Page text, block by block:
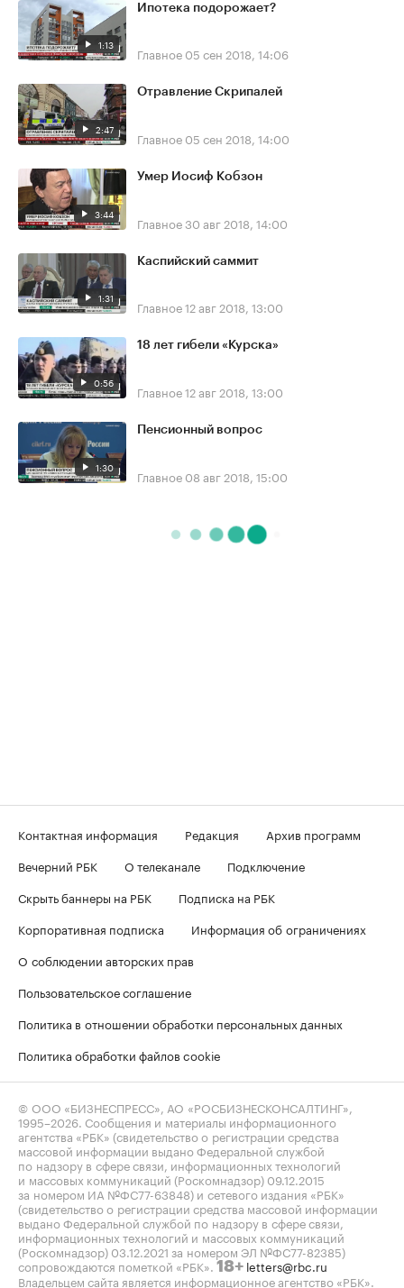
1:13
Ипотека подорожает?
Главное 05 сен 2018, 14:06
2:47
Отравление Скрипалей
Главное 05 сен 2018, 14:00
3:44
Умер Иосиф Кобзон
Главное30 авг 2018, 14:00
1:31
Каспийский саммит
Главное12 авг 2018, 13:00
0:56
18 лет гибели «Курска»
Главное12 авг 2018, 13:00
1:30
Пенсионный вопрос
Главное 08 авг 2018, 15:00
Контактная информация Редакция
Архив программ
Вечерний РБК
О телеканале
Подключение
Скрыть баннеры на РБК
Подписка на РБК
Корпоративная подписка
Информация об ограничениях
О соблюдении авторских прав
Пользовательское соглашение
Политика в отношении обработки персональных данных
Политика обработки файлов cookie
© ООО «БИЗНЕСПРЕСС», АО «РОСБИЗНЕСКОНСАЛТИНГ»,
1995–2026 . Сообщения и материалы информационного
агентства «РБК» (свидетельство о регистрации средства
массовой информации выдано Федеральной службой
по надзору в сфере связи, информационных технологий
и массовых коммуникаций (Роскомнадзор) 09.12.2015
за номером ИА №ФС77-63848) и сетевого издания «РБК»
(свидетельство о регистрации средства массовой информации
выдано Федеральной службой по надзору в сфере связи,
информационных технологий и массовых коммуникаций
(Роскомнадзор) 03.12.2021 за номером ЭЛ №ФС77-82385)
сопровождаются пометкой «РБК». 18+ letters@rbc.ru
Владельцем сайта является информационное агентство «РБК».